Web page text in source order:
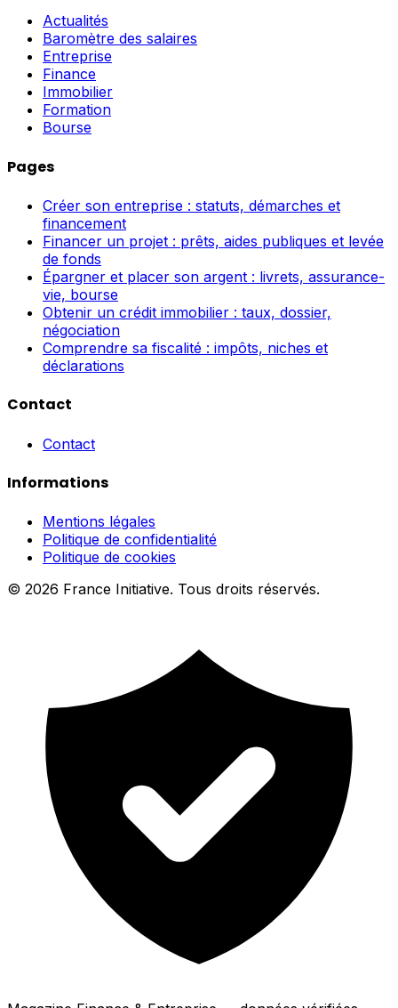
Actualités
Baromètre des salaires
Entreprise
Finance
Immobilier
Formation
Bourse
Pages
Créer son entreprise : statuts, démarches et
financement
Financer un projet : prêts, aides publiques et levée
de fonds
Épargner et placer son argent : livrets, assurance-
vie, bourse
Obtenir un crédit immobilier : taux, dossier,
négociation
Comprendre sa fiscalité : impôts, niches et
déclarations
Contact
Contact
Informations
Mentions légales
Politique de confidentialité
Politique de cookies
© 2026 France Initiative. Tous droits réservés.